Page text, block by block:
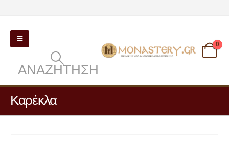
ΑΝΑΖΉΤΗΣΗ
0
Καρέκλα